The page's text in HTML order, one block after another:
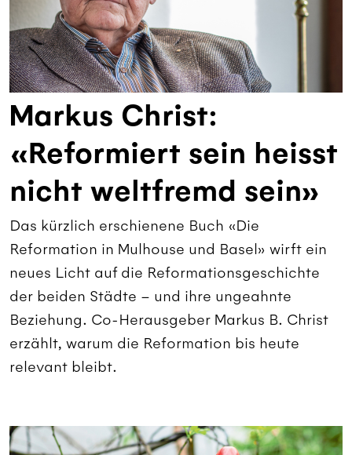
Markus Christ:
«Reformiert sein heisst
nicht weltfremd sein»
Das kürzlich erschienene Buch «Die
Reformation in Mulhouse und Basel» wirft ein
neues Licht auf die Reformationsgeschichte
der beiden Städte – und ihre ungeahnte
Beziehung. Co-Herausgeber Markus B. Christ
erzählt, warum die Reformation bis heute
relevant bleibt.